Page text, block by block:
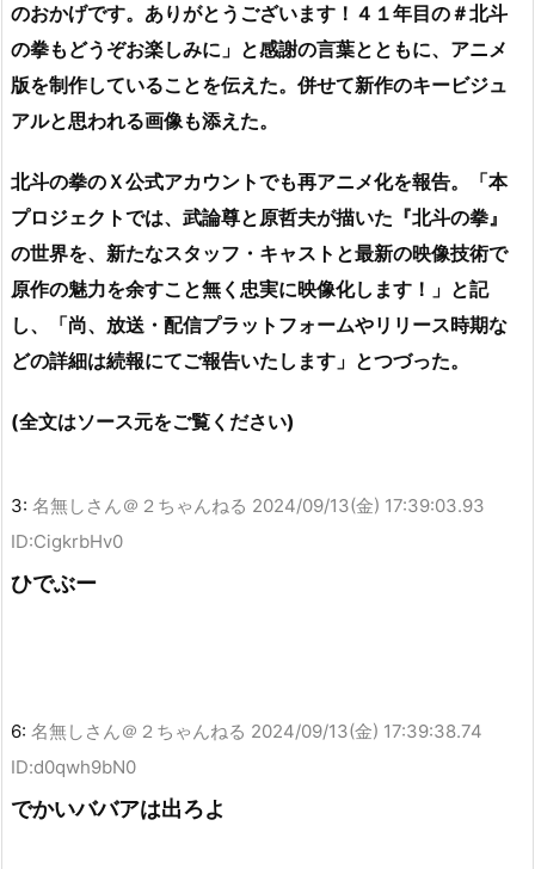
のおかげです。ありがとうございます！４１年目の＃北斗
の拳もどうぞお楽しみに」と感謝の言葉とともに、アニメ
版を制作していることを伝えた。併せて新作のキービジュ
アルと思われる画像も添えた。
北斗の拳のＸ公式アカウントでも再アニメ化を報告。「本
プロジェクトでは、武論尊と原哲夫が描いた『北斗の拳』
の世界を、新たなスタッフ・キャストと最新の映像技術で
原作の魅力を余すこと無く忠実に映像化します！」と記
し、「尚、放送・配信プラットフォームやリリース時期な
どの詳細は続報にてご報告いたします」とつづった。
(全文はソース元をご覧ください)
3: 名無しさん＠２ちゃんねる 2024/09/13(金) 17:39:03.93
ID:CigkrbHv0
ひでぶー
6: 名無しさん＠２ちゃんねる 2024/09/13(金) 17:39:38.74
ID:d0qwh9bN0
でかいババアは出ろよ